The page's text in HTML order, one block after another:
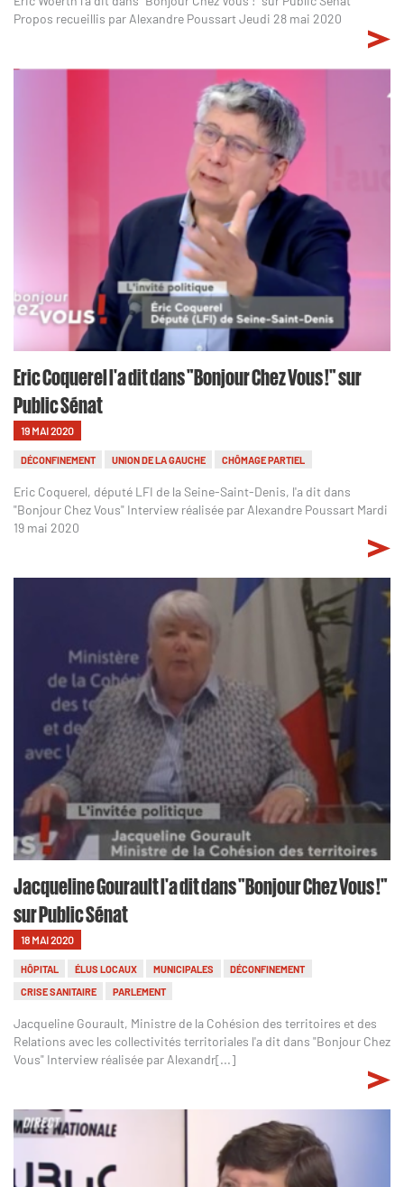
Propos recueillis par Alexandre Poussart Jeudi 28 mai 2020
Eric Coquerel l'a dit dans "Bonjour Chez Vous !" sur
Public Sénat
19 MAI 2020
DÉCONFINEMENT UNION DE LA GAUCHE CHÔMAGE PARTIEL
Eric Coquerel, député LFI de la Seine-Saint-Denis, l'a dit dans
"Bonjour Chez Vous" Interview réalisée par Alexandre Poussart Mardi
19 mai 2020
Jacqueline Gourault l'a dit dans "Bonjour Chez Vous !"
sur Public Sénat
18 MAI 2020
HÔPITAL ÉLUS LOCAUX MUNICIPALES
DÉCONFINEMENT
CRISE SANITAIRE
PARLEMENT
Jacqueline Gourault, Ministre de la Cohésion des territoires et des
Relations avec les collectivités territoriales l'a dit dans "Bonjour Chez
Vous" Interview réalisée par Alexandr[...]